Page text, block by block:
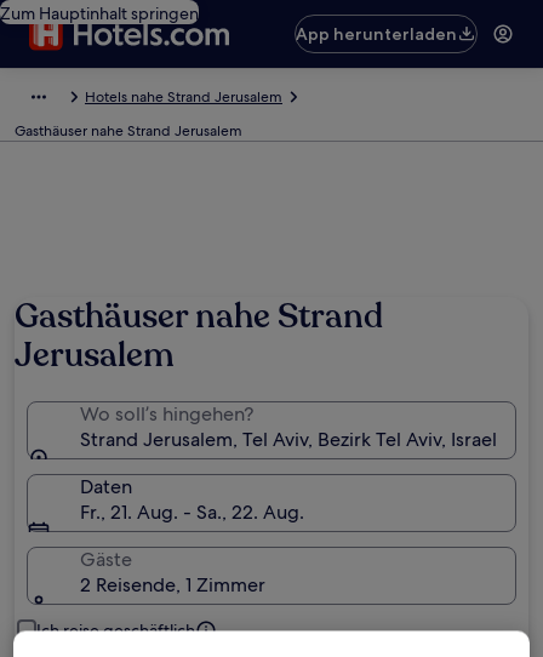
Zum Hauptinhalt springen
App herunterladen
Hotels nahe Strand Jerusalem
Gasthäuser nahe Strand Jerusalem
Gasthäuser nahe Strand
Jerusalem
Wo soll’s hingehen?
Strand Jerusalem, Tel Aviv, Bezirk Tel Aviv, Israel
Daten
Fr., 21. Aug. - Sa., 22. Aug.
Gäste
2 Reisende, 1 Zimmer
Ich reise geschäftlich